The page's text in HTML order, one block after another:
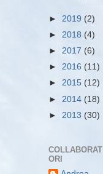
► 2019 (2)
► 2018 (4)
► 2017 (6)
► 2016 (11)
► 2015 (12)
► 2014 (18)
► 2013 (30)
COLLABORAT
ORI